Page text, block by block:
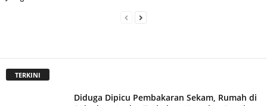
TERKINI
Diduga Dipicu Pembakaran Sekam, Rumah di